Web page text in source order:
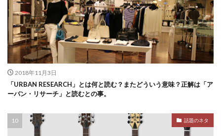
2018年11月3日
「URBAN RESEARCH」とは何と読む？またどういう意味？正解は「ア
ーバン・リサーチ」と読むとの事。
話題のネタ